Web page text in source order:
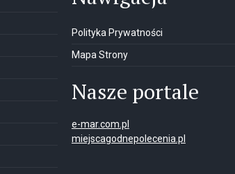
Polityka Prywatności
Mapa Strony
Nasze portale
e-mar.com.pl
miejscagodnepolecenia.pl